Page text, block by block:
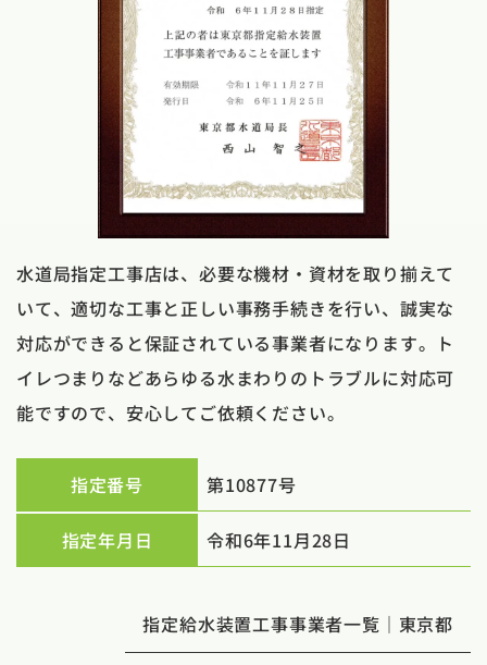
水道局指定工事店は、必要な機材・資材を取り揃えて
いて、適切な工事と正しい事務手続きを行い、誠実な
対応ができると保証されている事業者になります。ト
イレつまりなどあらゆる水まわりのトラブルに対応可
能ですので、安心してご依頼ください。
指定番号 第10877号
指定年月日 令和6年11月28日
指定給水装置工事事業者一覧｜東京都